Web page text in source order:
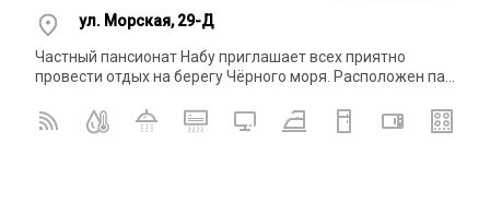
ул. Морская, 29-Д
Частный пансионат Набу приглашает всех приятно
провести отдых на берегу Чёрного моря. Расположен па...